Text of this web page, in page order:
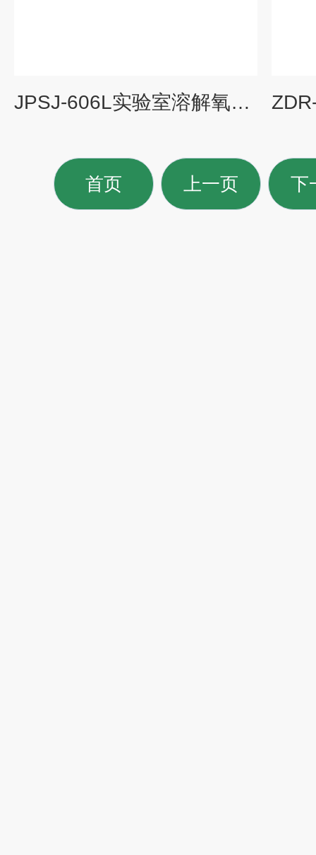
JPSJ-606L实验室溶解氧分析仪（现货包邮）
首页 上一页 下